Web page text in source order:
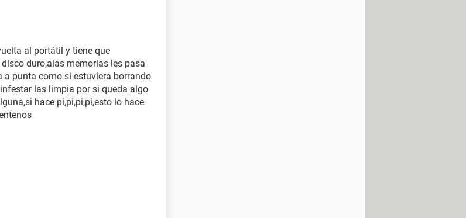
al portátil y tiene que
duro,alas memorias les pasa
a punta como si estuviera borrando
las limpia por si queda algo
hace pi,pi,pi,pi,esto lo hace